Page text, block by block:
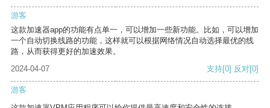
游客
这款加速器app的功能有点单一，可以增加一些新功能。比如，可以增加
一个自动切换线路的功能，这样就可以根据网络情况自动选择最优的线
路，从而获得更好的加速效果。
2024-04-07
支持[0] 反对[0]
游客